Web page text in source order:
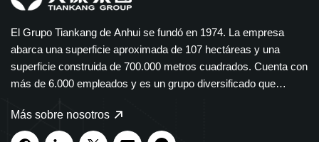
El Grupo Tiankang de Anhui se fundó en 1974. La empresa
abarca una superficie aproximada de 107 hectáreas y una
superficie construida de 700.000 metros cuadrados. Cuenta con
más de 6.000 empleados y es un grupo diversificado que
instrumentos y medidores, cables ópticos, productos médicos y
farmacéuticos, equipos eléctricos inteligentes y bandejas de
Más sobre nosotros